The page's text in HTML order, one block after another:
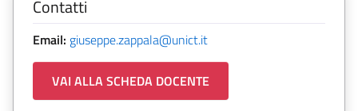
Contatti
Email: giuseppe.zappala@unict.it
VAI ALLA SCHEDA DOCENTE